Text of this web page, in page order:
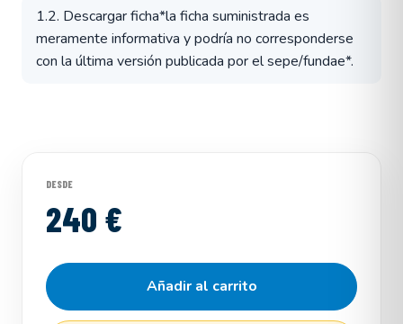
1.2. Descargar ficha*la ficha suministrada es
meramente informativa y podría no corresponderse
con la última versión publicada por el sepe/fundae*.
DESDE
240 €
Añadir al carrito